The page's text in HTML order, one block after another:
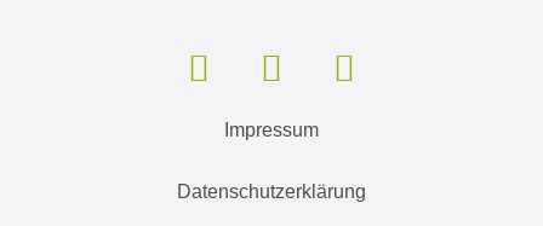
Impressum
Datenschutzerklärung